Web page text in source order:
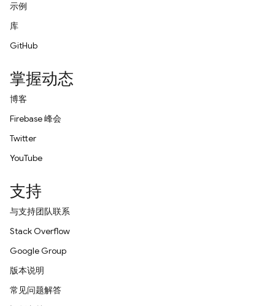
示例
库
GitHub
掌握动态
博客
Firebase 峰会
Twitter
YouTube
支持
与支持团队联系
Stack Overflow
Google Group
版本说明
常见问题解答